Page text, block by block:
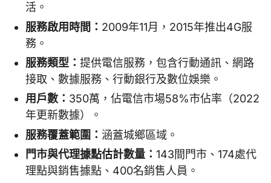
活。
服務啟用時間： 2009年11月，2015年推出4G服
務。
服務類型： 提供電信服務，包含行動通訊、網路
接取、數據服務、行動銀行及數位娛樂。
用戶數： 350萬，佔電信市場58%市佔率（2022
年更新數據）。
服務覆蓋範圍： 涵蓋城鄉區域。
門市與代理據點估計數量： 143間門市、174處代
理點與銷售據點、400名銷售人員。